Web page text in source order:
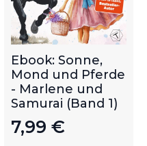
Ebook: Sonne,
Mond und Pferde
- Marlene und
Samurai (Band 1)
7,99 €